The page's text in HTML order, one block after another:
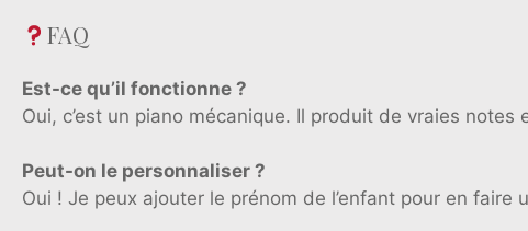
FAQ
Est-ce qu’il fonctionne ?
Oui, c’est un piano mécanique. Il produit de vraies
Peut-on le personnaliser ?
Oui ! Je peux ajouter le prénom de l’enfant pour en faire